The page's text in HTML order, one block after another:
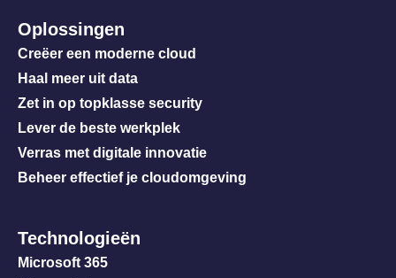
Oplossingen
Creëer een moderne cloud
Haal meer uit data
Zet in op topklasse security
Lever de beste werkplek
Verras met digitale innovatie
Beheer effectief je cloudomgeving
Technologieën
Microsoft 365